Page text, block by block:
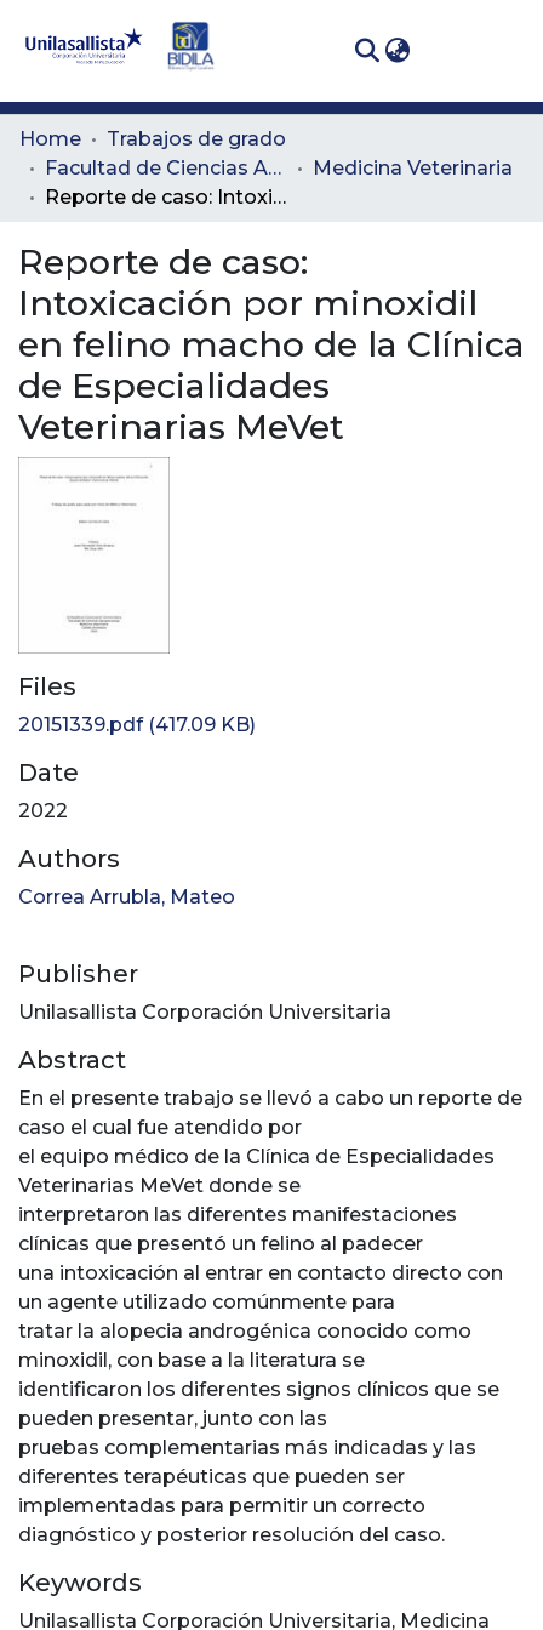
Communities
& Collections
All of DSpace
Statistics
Home
Trabajos de grado
Facultad de Ciencias Administrativas y Agropecuarias
Medicina Veterinaria
Reporte de caso: Intoxicación por minoxidil en felino macho de la Clínica de Especialidades Veterinarias MeVet
Reporte de caso:
Intoxicación por minoxidil
en felino macho de la Clínica
de Especialidades
Veterinarias MeVet
Files
20151339.pdf(417.09 KB)
Date
2022
Authors
Correa Arrubla, Mateo
Publisher
Unilasallista Corporación Universitaria
Abstract
En el presente trabajo se llevó a cabo un reporte de
caso el cual fue atendido por
el equipo médico de la Clínica de Especialidades
Veterinarias MeVet donde se
interpretaron las diferentes manifestaciones
clínicas que presentó un felino al padecer
una intoxicación al entrar en contacto directo con
un agente utilizado comúnmente para
tratar la alopecia androgénica conocido como
minoxidil, con base a la literatura se
identificaron los diferentes signos clínicos que se
pueden presentar, junto con las
pruebas complementarias más indicadas y las
diferentes terapéuticas que pueden ser
implementadas para permitir un correcto
diagnóstico y posterior resolución del caso.
Keywords
Unilasallista Corporación Universitaria, Medicina